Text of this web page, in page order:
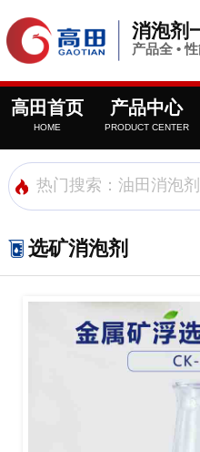
消泡剂
产品全 •
高田首页
HOME
产品中心
PRODUCT CENTER
选矿消泡剂